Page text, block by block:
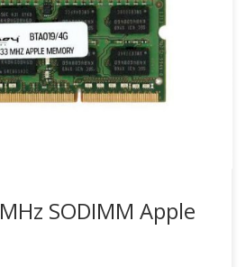
modüller, Mac sistemler ile tam
ve güvenilirlik sunarlar.
SODIMM Apple